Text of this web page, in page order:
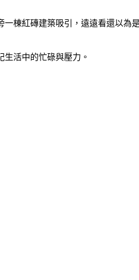
棟紅磚建築吸引，遠遠看還以為
活中的忙碌與壓力。